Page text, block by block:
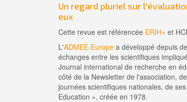
Un regard pluriel sur
eux
Cette revue est référencée ERIH+ et
L'ADMEE-Europe a développé depuis
échanges entre les scientifiques
Journal international de recherche en
côté de la Newsletter de l'association,
journées scientifiques nationales, de
Education », créée en 1978.